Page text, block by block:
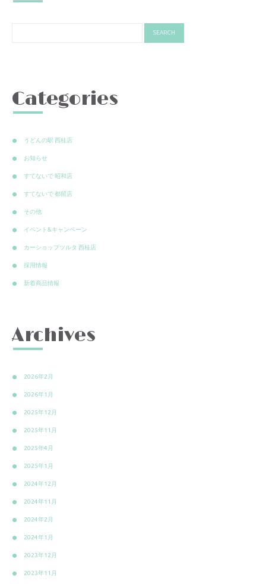
Categories
うどんの駅 西桂店
お知らせ
すてないで 昭和店
すてないで 都留店
その他
イベント&キャンペーン
カーショップツルタ 西桂店
採用情報
新着商品情報
Archives
2026年2月
2026年1月
2025年12月
2025年11月
2025年4月
2025年1月
2024年12月
2024年11月
2024年2月
2024年1月
2023年12月
2023年11月